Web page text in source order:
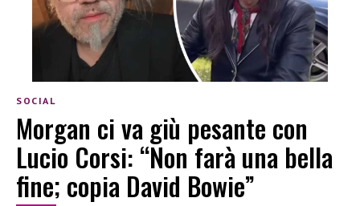
SOCIAL
Morgan ci va giù pesante con
Lucio Corsi: “Non farà una bella
fine; copia David Bowie”